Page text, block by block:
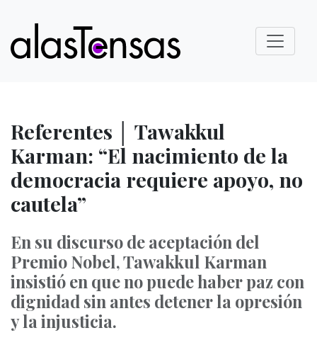
Referentes │ Tawakkul
Karman: “El nacimiento de la
democracia requiere apoyo, no
cautela”
En su discurso de aceptación del
Premio Nobel, Tawakkul Karman
insistió en que no puede haber paz con
dignidad sin antes detener la opresión
y la injusticia.